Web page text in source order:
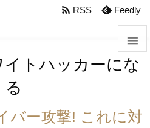



サイ
 RSS Feedly
トハッカーにな
る
バー攻撃! これに対